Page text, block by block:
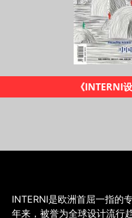
INTERNI是欧洲首屈一指的
年来，被誉为全球设计流行